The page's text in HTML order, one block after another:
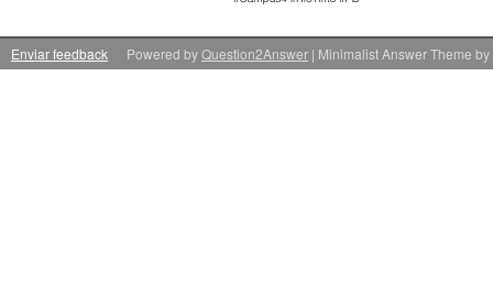
Enviar feedback | Minimalist Answer Theme by
Powered byQuestion2Answer